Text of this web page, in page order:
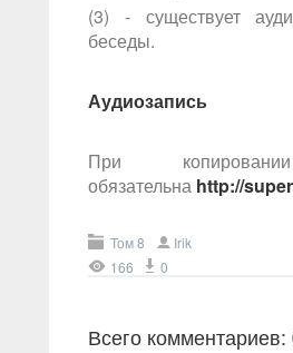
(3) - существует
беседы.
Аудиозапись
При
обязательна http://
Том 8
Irik
166
0
Всего комментариев: